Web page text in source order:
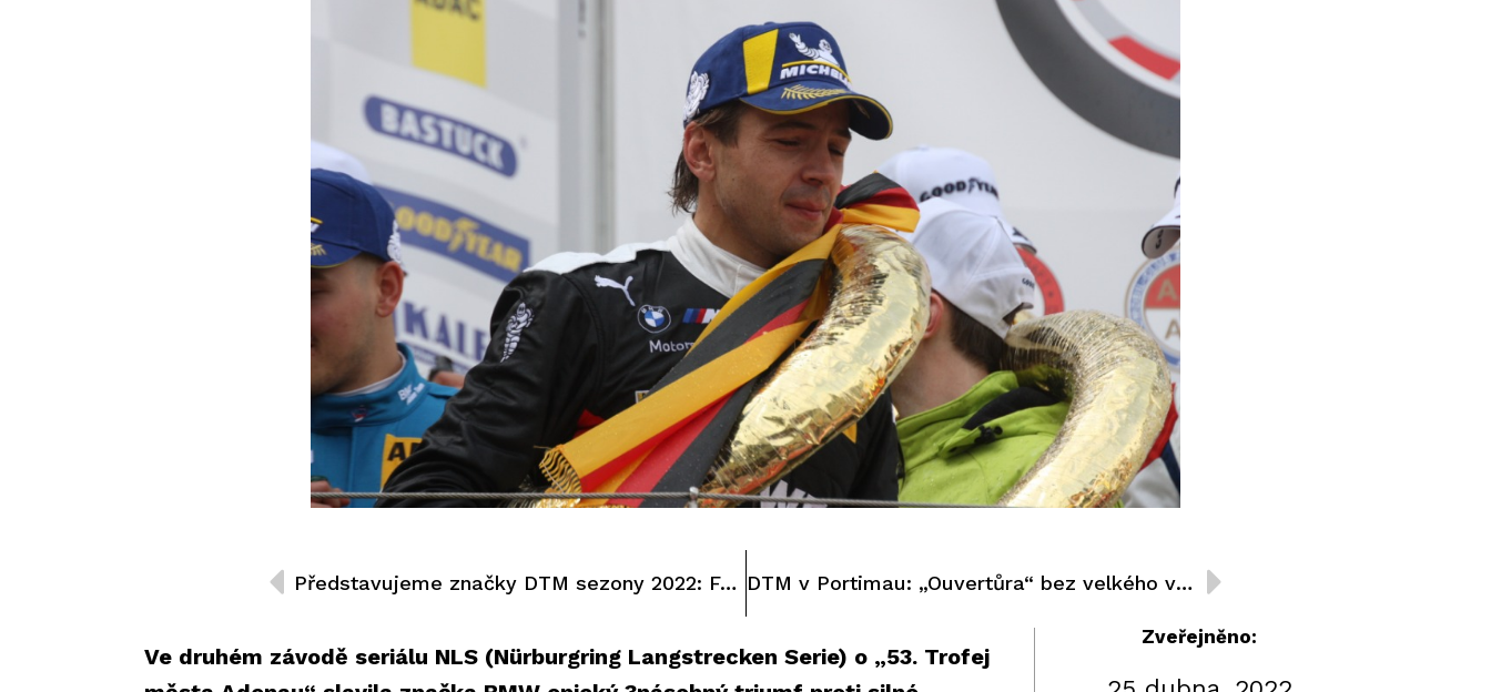
Představujeme značky DTM sezony 2022: Ferrari DTM v Portimau: „Ouvertůra“ bez velkého vzrušení
Ve druhém závodě seriálu NLS (Nürburgring Langstrecken Serie) o „53. Trofej
Zveřejněno: